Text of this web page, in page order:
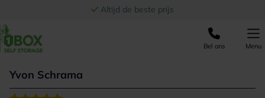
Altijd de beste prijs
Bel ons Menu
Yvon Schrama